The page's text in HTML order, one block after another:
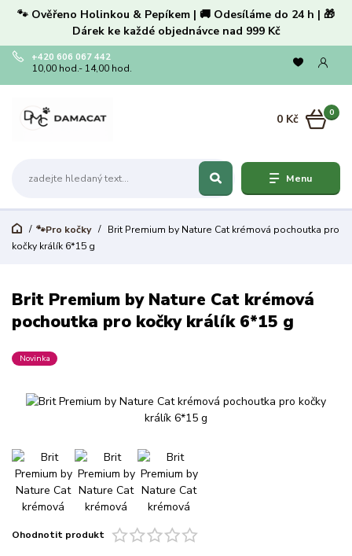
🐾 Ověřeno Holinkou & Pepíkem | 🚚 Odesíláme do 24 h | 🎁
Dárek ke každé objednávce nad 999 Kč
Menu
+420 606 067 442
10,00 hod.- 14,00 hod.
0
0 Kč
🐾Pro kočky
Brit Premium by Nature Cat krémová pochoutka pro
kočky králík 6*15 g
Brit Premium by Nature Cat krémová
pochoutka pro kočky králík 6*15 g
Novinka
Ohodnotit produkt